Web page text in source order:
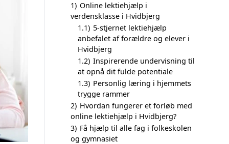
1) Online lektiehjælp i
verdensklasse i Hvidbjerg
1.1) 5-stjernet lektiehjælp
anbefalet af forældre og elever i
Hvidbjerg
1.2) Inspirerende undervisning til
at opnå dit fulde potentiale
1.3) Personlig læring i hjemmets
trygge rammer
2) Hvordan fungerer et forløb med
online lektiehjælp i Hvidbjerg?
3) Få hjælp til alle fag i folkeskolen
og gymnasiet